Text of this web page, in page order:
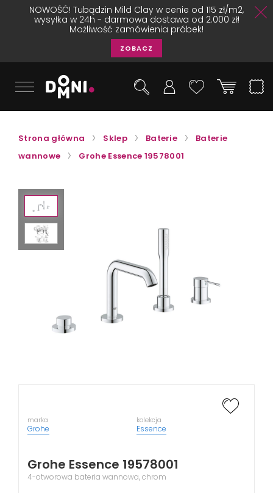
NOWOŚĆ! Tubądzin Mild Clay w cenie od 115 zł/m2,
wysyłka w 24h - darmowa dostawa od 2.000 zł!
Możliwość zamówienia próbek!
ZOBACZ
Strona główna Sklep Baterie
Baterie
wannowe
Grohe Essence 19578001
marka
Grohe
kolekcja
Essence
Grohe Essence 19578001
4-otworowa bateria wannowa, chrom